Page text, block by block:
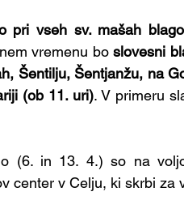
pri vseh sv. mašah
vremenu bo slovesni
Šentilju, Šentjanžu, na
(ob 11. uri). V primeru
(6. in 13. 4.) so na
center v Celju, ki skrbi za